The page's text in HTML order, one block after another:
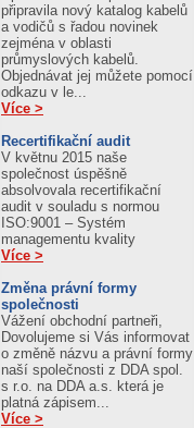
připravila nový katalog kabelů
a vodičů s řadou novinek
zejména v oblasti
průmyslových kabelů.
Objednávat jej můžete pomocí
odkazu v le...
Více >
Recertifikační audit
V květnu 2015 naše
společnost úspěšně
absolvovala recertifikační
audit v souladu s normou
ISO:9001 – Systém
managementu kvality
Více >
Změna právní formy
společnosti
Vážení obchodní partneři,
Dovolujeme si Vás informovat
o změně názvu a právní formy
naší společnosti z DDA spol.
s r.o. na DDA a.s. která je
platná zápisem...
Více >